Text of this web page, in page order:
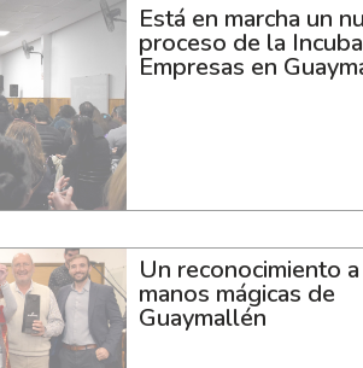
Está en marcha un
proceso de la
Empresas en
Un reconocimiento
manos mágicas de
Guaymallén